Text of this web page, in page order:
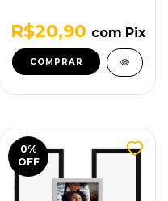
R$20,90 com Pix
0%
OFF